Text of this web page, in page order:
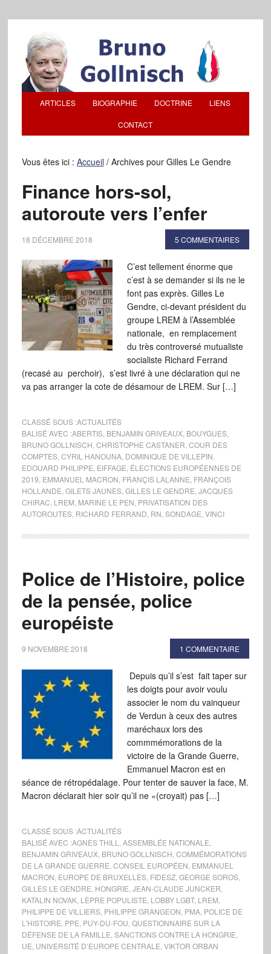
ARTICLES BIOGRAPHIE DOCTRINE LIENS
CONTACT
Vous êtes ici : Accueil /Archives pour Gilles Le Gendre
Finance hors-sol,
autoroute vers l’enfer
18 DÉCEMBRE 2018 5 COMMENTAIRES
C’est tellement énorme que
c’est à se demander si ils ne le
font pas exprès. Gilles Le
Gendre, ci-devant président du
groupe LREM à l’Assemblée
nationale, en remplacement
du très controversé mutualiste
socialiste Richard Ferrand
(recasé au perchoir), s’est livré à une déclaration qui ne
va pas arranger la cote de désamour de LREM. Sur […]
CLASSÉ SOUS :ACTUALITÉS
BALISÉ AVEC :ABERTIS, BENJAMIN GRIVEAUX, BOUYGUES,
BRUNO GOLLNISCH CHRISTOPHE CASTANER COUR DES
COMPTES, CYRIL HANOUNA, DOMINIQUE DE VILLEPIN
EDOUARD PHILIPPE EIFFAGE ÉLECTIONS EUROPÉENNES DE
2019 EMMANUEL MACRON FRANÇIS LALANNE FRANÇOIS
HOLLANDE GILETS JAUNES, GILLES LE GENDRE JACQUES
CHIRAC LREM MARINE LE PEN PRIVATISATION DES
AUTOROUTES, RICHARD FERRAND RN SONDAGE VINCI
Police de l’Histoire, police
de la pensée, police
européiste
9 NOVEMBRE 2018 1 COMMENTAIRE
Depuis qu’il s’est fait taper sur
les doigts pour avoir voulu
associer le nom du vainqueur
de Verdun à ceux des autres
maréchaux lors des
commmémorations de la
victoire de la Grande Guerre,
Emmanuel Macron est en
séance de rétropédalage. Pour tenter de sauver la face, M.
Macron déclarait hier soir qu’il ne «(croyait) pas […]
CLASSÉ SOUS :ACTUALITÉS
BALISÉ AVEC :AGNÈS THILL ASSEMBLÉE NATIONALE
BENJAMIN GRIVEAUX, BRUNO GOLLNISCH COMMÉMORATIONS
DE LA GRANDE GUERRE CONSEIL EUROPÉEN EMMANUEL
MACRON EUROPE DE BRUXELLES, FIDESZ, GEORGE SOROS,
GILLES LE GENDRE HONGRIE JEAN-CLAUDE JUNCKER
KATALIN NOVAK, LÈPRE POPULISTE LOBBY LGBT, LREM
PHILIPPE DE VILLIERS, PHILIPPE GRANGEON PMA, POLICE DE
L'HISTOIRE PPE PUY-DU-FOU QUESTIONNAIRE SUR LA
DÉFENSE DE LA FAMILLE SANCTIONS CONTRE LA HONGRIE
UE UNIVERSITÉ D’EUROPE CENTRALE VIKTOR ORBAN